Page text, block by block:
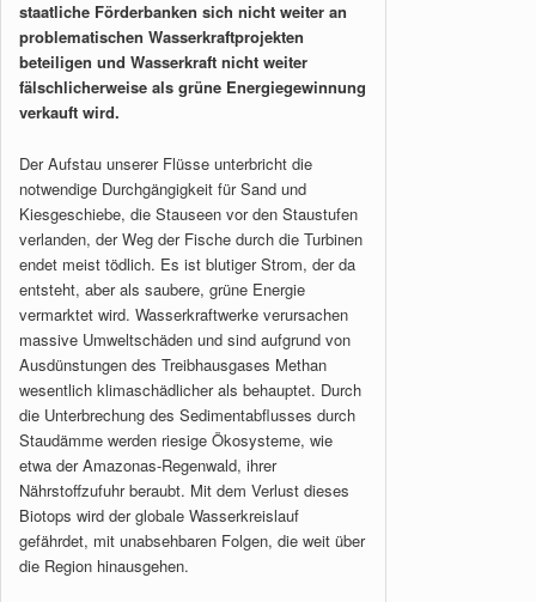
staatliche Förderbanken sich nicht weiter an
problematischen Wasserkraftprojekten
beteiligen und Wasserkraft nicht weiter
fälschlicherweise als grüne Energiegewinnung
verkauft wird.
Der Aufstau unserer Flüsse unterbricht die
notwendige Durchgängigkeit für Sand und
Kiesgeschiebe, die Stauseen vor den Staustufen
verlanden, der Weg der Fische durch die Turbinen
endet meist tödlich. Es ist blutiger Strom, der da
entsteht, aber als saubere, grüne Energie
vermarktet wird. Wasserkraftwerke verursachen
massive Umweltschäden und sind aufgrund von
Ausdünstungen des Treibhausgases Methan
wesentlich klimaschädlicher als behauptet. Durch
die Unterbrechung des Sedimentabflusses durch
Staudämme werden riesige Ökosysteme, wie
etwa der Amazonas-Regenwald, ihrer
Nährstoffzufuhr beraubt. Mit dem Verlust dieses
Biotops wird der globale Wasserkreislauf
gefährdet, mit unabsehbaren Folgen, die weit über
die Region hinausgehen.